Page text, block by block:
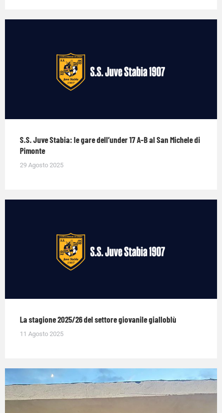
S.S. Juve Stabia: le gare dell’under 17 A-B al San Michele di
Pimonte
29 Agosto 2025
La stagione 2025/26 del settore giovanile gialloblù
11 Agosto 2025